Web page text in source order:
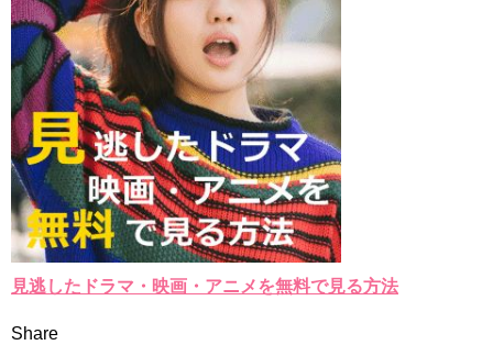
見逃したドラマ・映画・アニメを無料で見る方法
Share